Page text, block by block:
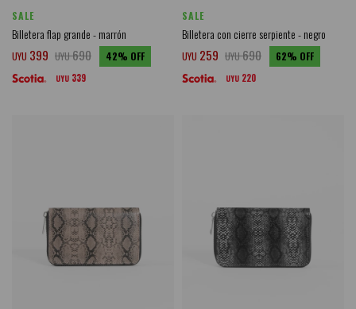
SALE
Billetera flap grande - marrón
UYU 399 UYU690 42
UYU 339
SALE
Billetera con cierre serpiente - negro
UYU 259 UYU690 62
UYU 220